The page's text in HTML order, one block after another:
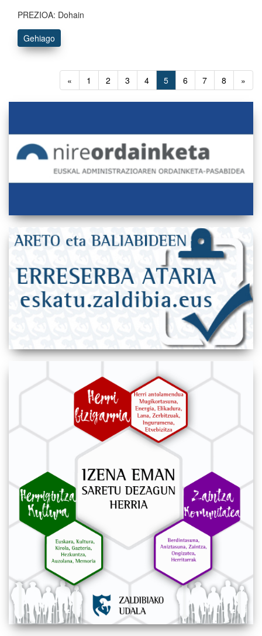
PREZIOA: Dohain
Gehiago
« 1 2 3 4 5 6 7 8 »